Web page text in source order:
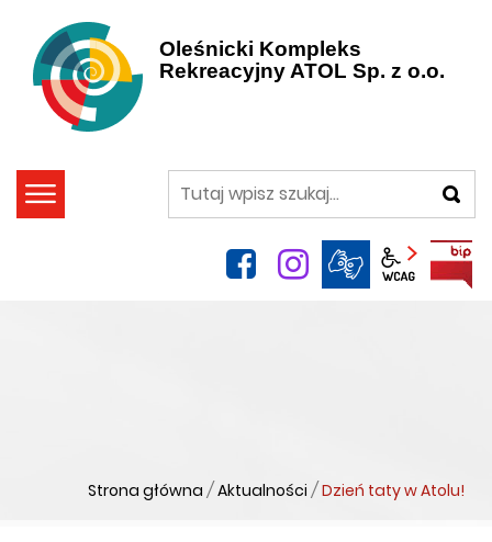
Oleśnicki Kompleks
Rekreacyjny ATOL Sp. z o.o.
szukaj
facebookinstagram
Panel
Strona główna / Aktualności / Dzień taty w Atolu!